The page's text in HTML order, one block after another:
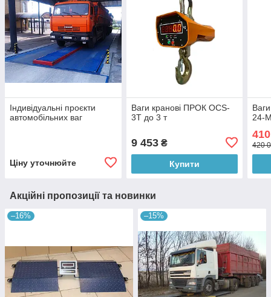
Індивідуальні проєкти
автомобільних ваг
Ціну уточнюйте
Ваги кранові ПРОК OCS-
3Т до 3 т
9 453₴
Купити
24-
420
Акційні пропозиції та новинки
–16% –15%